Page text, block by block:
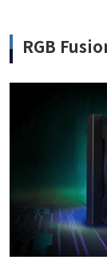
RGB